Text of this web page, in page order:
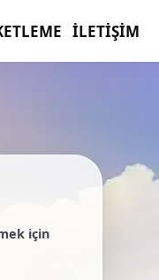
İLETIŞIM
için